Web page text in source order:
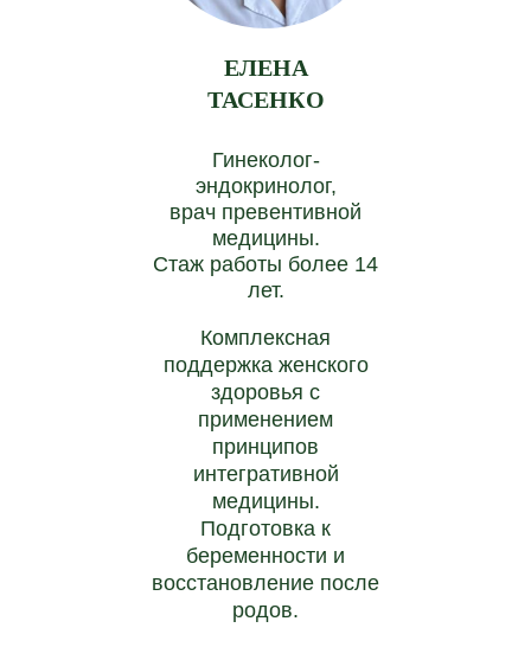
строительного материала, необходимого для
успешной реализации любой anti-age стратегии.
Первичные маркеры выявления нарушений функции
щитовидной железы.
МОЧЕВЫВОДЯЩАЯ СИСТЕМА
ЕЛЕНА
ТАСЕНКО
Гинеколог-
эндокринолог,
врач превентивной
медицины.
Стаж работы более 14
лет.
Комплексная
поддержка женского
здоровья с
применением
принципов
интегративной
медицины.
Подготовка к
беременности и
восстановление после
родов.